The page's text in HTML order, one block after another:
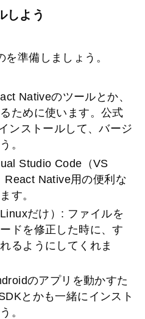
しよう
準備しましょう。
Nativeのツールとか、
ために使います。公式
ンストールして、バージ
。
Studio Code（VS
React Native用の便利な
す。
Linuxだけ）: ファイルを
ドを修正した時に、す
るようにしてくれま
のアプリを動かすた
とかも一緒にインスト
。